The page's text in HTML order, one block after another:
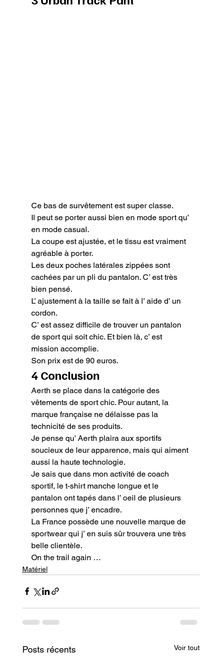
Ce bas de survêtement est super classe.
Il peut se porter aussi bien en mode sport qu’
en mode casual.
La coupe est ajustée, et le tissu est vraiment
agréable à porter.
Les deux poches latérales zippées sont
cachées par un pli du pantalon. C’ est très
bien pensé.
L’ ajustement à la taille se fait à l’ aide d’ un
cordon.
C’ est assez difficile de trouver un pantalon
de sport qui soit chic. Et bien là, c’ est
mission accomplie.
Son prix est de 90 euros.
4 Conclusion
Aerth se place dans la catégorie des
vêtements de sport chic. Pour autant, la
marque française ne délaisse pas la
technicité de ses produits.
Je pense qu’ Aerth plaira aux sportifs
soucieux de leur apparence, mais qui aiment
aussi la haute technologie.
Je sais que dans mon activité de coach
sportif, le t-shirt manche longue et le
pantalon ont tapés dans l’ oeil de plusieurs
personnes que j’ encadre.
La France possède une nouvelle marque de
sportwear qui j’ en suis sûr trouvera une très
belle clientèle.
On the trail again …
Matériel
Posts récents Voir tout